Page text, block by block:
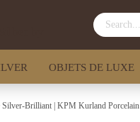
OBJETS DE LUXE
Silver-Brilliant | KPM Kurland Porcelain